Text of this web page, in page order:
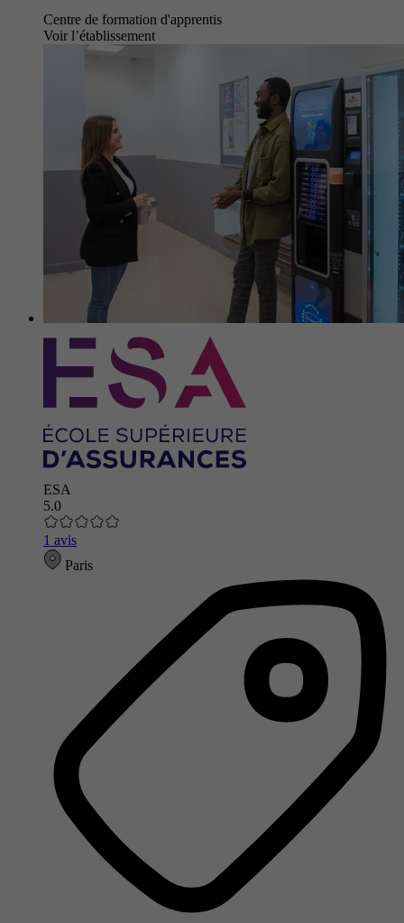
Centre de formation d'apprentis
Voir l’établissement
ESA
5.0
1 avis
Paris